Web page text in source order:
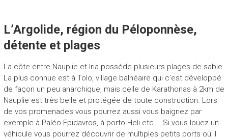
L’Argolide, région du Péloponnèse,
détente et plages
La côte entre Nauplie et Iria possède plusieurs plages de sable.
La plus connue est à Tolo, village balnéaire qui c’est développé
de façon un peu anarchique, mais celle de Karathonas à 2km de
Nauplie est très belle et protégée de toute construction. Lors
de vos promenades vous pourrez aussi vous baignez par
exemple à Paléo Epidavros, à porto Heli etc…. Si vous louez un
véhicule vous pourrez découvrir de multiples petits ports où il